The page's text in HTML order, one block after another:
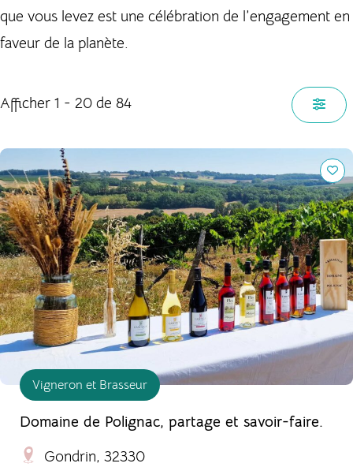
que vous levez est une célébration de l’engagement en
faveur de la planète.
Afficher 1 - 20 de 84
Vigneron et Brasseur
Domaine de Polignac, partage et savoir-faire.
Gondrin, 32330
Domaine de Polignac, partage et savoir-faire.